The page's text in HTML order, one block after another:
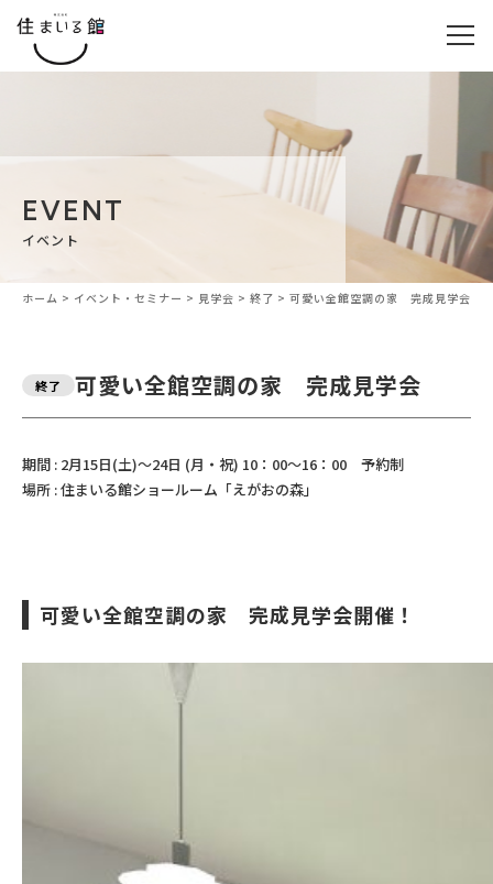
EVENT
イベント
ホーム > イベント・セミナー > 見学会 > 終了 > 可愛い全館空調の家 完成見学会
終了 可愛い全館空調の家 完成見学会
期間 : 2月15日(土)～24日 (月・祝) 10：00～16：00 予約制
場所 : 住まいる館ショールーム「えがおの森」
可愛い全館空調の家 完成見学会開催！